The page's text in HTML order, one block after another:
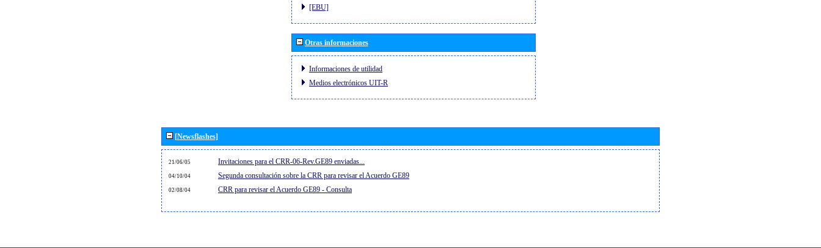
[EBU]
Otras informaciones
Informaciones de utilidad
Medios electrónicos UIT-R
[Newsflashes]
21/06/05 Invitaciones para el CRR-06-Rev.GE89 enviadas...
04/10/04 Segunda consultación sobre la CRR para revisar el Acuerdo GE89
02/08/04 CRR para revisar el Acuerdo GE89 - Consulta